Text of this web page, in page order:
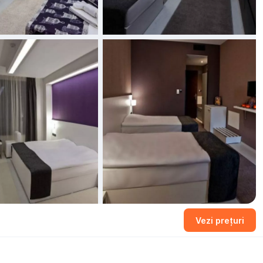
Vezi prețuri